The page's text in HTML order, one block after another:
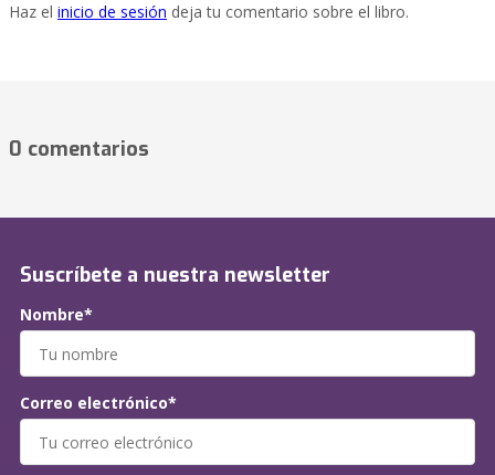
Haz el inicio de sesión deja tu comentario sobre el libro.
0 comentarios
Suscríbete a nuestra newsletter
Nombre*
Correo electrónico*